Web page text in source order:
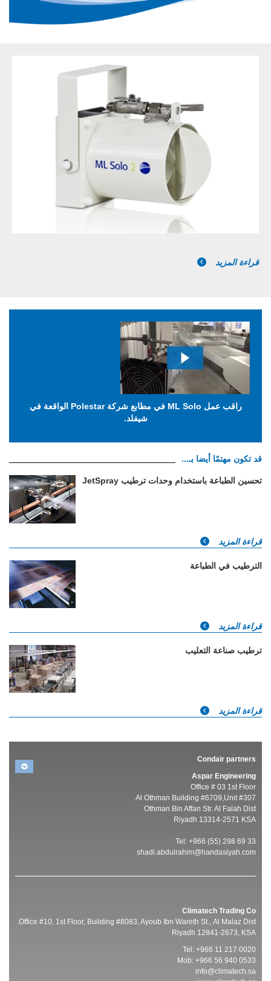
قراءة المزيد
راقب عمل ML Solo في مطابع شركة Polestar الواقعة في
شيفلد.
قد تكون مهتمًا أيضا بـ...
تحسين الطباعة باستخدام وحدات ترطيب JetSpray
قراءة المزيد
الترطيب في الطباعة
قراءة المزيد
ترطيب صناعة التعليب
قراءة المزيد
Condair partners
Aspar Engineering
Office # 03 1st Floor
Al Othman Building #6709,Unit #307
Othman Bin Affan Str. Al Falah Dist
Riyadh 13314-2571 KSA
Tel: +966 (55) 298 69 33
shadi.abdulrahim@handasiyah.com
Climatech Trading Co
Office #10, 1st Floor, Building #8083, Ayoub Ibn Wareth St., Al Malaz Dist.
Riyadh 12841-2673, KSA
Tel: +966 11 217 0020
Mob: +966 56 940 0533
info@climatech.sa